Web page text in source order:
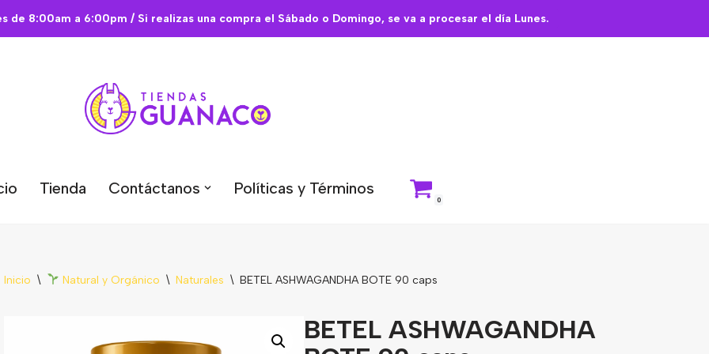
de 8:00am a 6:00pm / Si realizas una compra el Sábado o Domingo, se va a procesar el día Lunes.
Tienda Contáctanos Políticas y Términos
0
Inicio \ Natural y Orgánico \ Naturales \ BETEL ASHWAGANDHA BOTE 90 caps
BETEL ASHWAGANDHA